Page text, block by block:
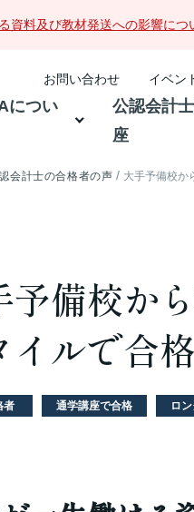
資料及び教材発送への影響につ
につい
公認会計
座
お問い合わせ イベン
会計士の合格者の声 大手予備校か
予備校か
イルで合
者 通学講座で合格 ロ